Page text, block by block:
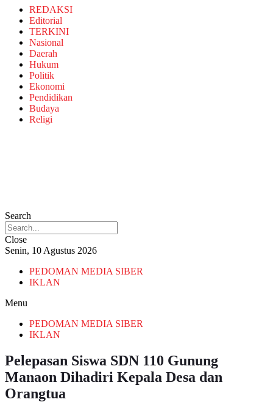
REDAKSI
Editorial
TERKINI
Nasional
Daerah
Hukum
Politik
Ekonomi
Pendidikan
Budaya
Religi
Search
Close
Senin, 10 Agustus 2026
PEDOMAN MEDIA SIBER
IKLAN
Menu
PEDOMAN MEDIA SIBER
IKLAN
Pelepasan Siswa SDN 110 Gunung
Manaon Dihadiri Kepala Desa dan
Orangtua